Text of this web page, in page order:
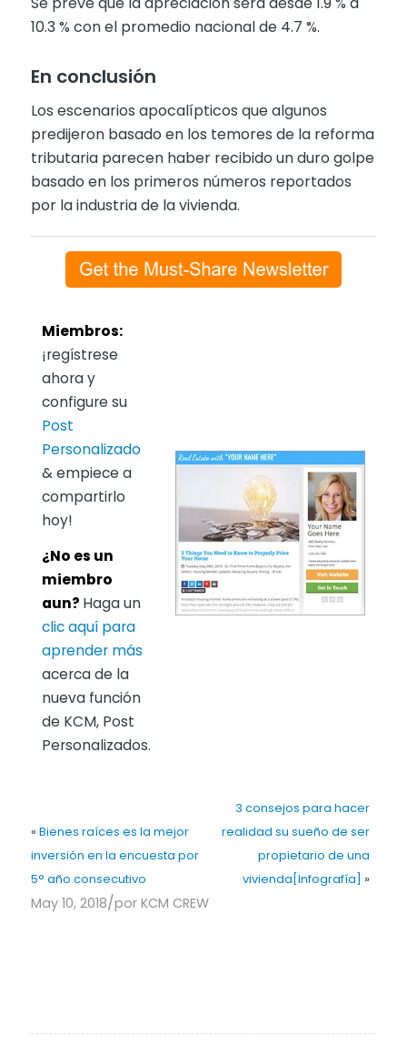
10.3 % con el promedio nacional de 4.7 %.
En conclusión
Los escenarios apocalípticos que algunos
predijeron basado en los temores de la reforma
tributaria parecen haber recibido un duro golpe
basado en los primeros números reportados
por la industria de la vivienda.
Miembros:
¡regístrese
ahora y
configure su
Post
Personalizado
& empiece a
compartirlo
hoy!
¿No es un
miembro
aun? Haga un
clic aquí para
aprender más
acerca de la
nueva función
de KCM, Post
Personalizados.
« Bienes raíces es la mejor
inversión en la encuesta por
5° año consecutivo
3 consejos para hacer
realidad su sueño de ser
propietario de una
vivienda[Infografía] »
May 10, 2018/por KCM CREW